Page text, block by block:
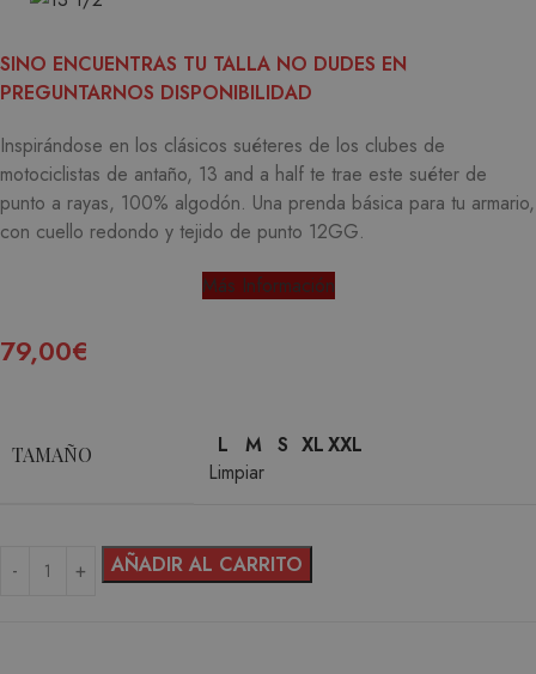
SINO ENCUENTRAS TU TALLA NO DUDES EN
PREGUNTARNOS DISPONIBILIDAD
Inspirándose en los clásicos suéteres de los clubes de
motociclistas de antaño, 13 and a half te trae este suéter de
punto a rayas, 100% algodón. Una prenda básica para tu armario,
con cuello redondo y tejido de punto 12GG.
Más Información
79,00€
TAMAÑO L M S XLXXL
Limpiar
AÑADIR AL CARRITO